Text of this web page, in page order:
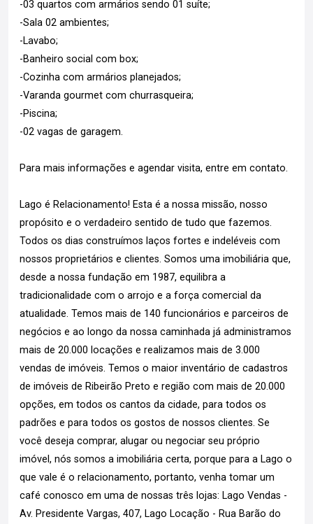
-03 quartos com armários sendo 01 suíte;
-Sala 02 ambientes;
-Lavabo;
-Banheiro social com box;
-Cozinha com armários planejados;
-Varanda gourmet com churrasqueira;
-Piscina;
-02 vagas de garagem.
Para mais informações e agendar visita, entre em contato.
Lago é Relacionamento! Esta é a nossa missão, nosso
propósito e o verdadeiro sentido de tudo que fazemos.
Todos os dias construímos laços fortes e indeléveis com
nossos proprietários e clientes. Somos uma imobiliária que,
desde a nossa fundação em 1987, equilibra a
tradicionalidade com o arrojo e a força comercial da
atualidade. Temos mais de 140 funcionários e parceiros de
negócios e ao longo da nossa caminhada já administramos
mais de 20.000 locações e realizamos mais de 3.000
vendas de imóveis. Temos o maior inventário de cadastros
de imóveis de Ribeirão Preto e região com mais de 20.000
opções, em todos os cantos da cidade, para todos os
padrões e para todos os gostos de nossos clientes. Se
você deseja comprar, alugar ou negociar seu próprio
imóvel, nós somos a imobiliária certa, porque para a Lago o
que vale é o relacionamento, portanto, venha tomar um
café conosco em uma de nossas três lojas: Lago Vendas -
Av. Presidente Vargas, 407, Lago Locação - Rua Barão do